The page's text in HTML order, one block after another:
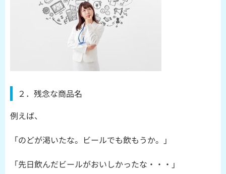
２．残念な商品名
例えば、
「のどが渇いたな。ビールでも飲もうか。」
「先日飲んだビールがおいしかったな・・・」